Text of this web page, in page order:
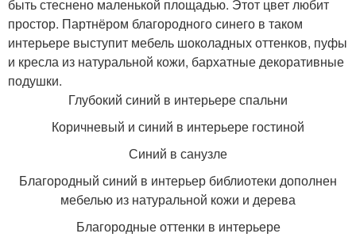
быть стеснено маленькой площадью. Этот цвет любит
простор. Партнёром благородного синего в таком
интерьере выступит мебель шоколадных оттенков, пуфы
и кресла из натуральной кожи, бархатные декоративные
подушки.
Глубокий синий в интерьере спальни
Коричневый и синий в интерьере гостиной
Синий в санузле
Благородный синий в интерьер библиотеки дополнен
мебелью из натуральной кожи и дерева
Благородные оттенки в интерьере